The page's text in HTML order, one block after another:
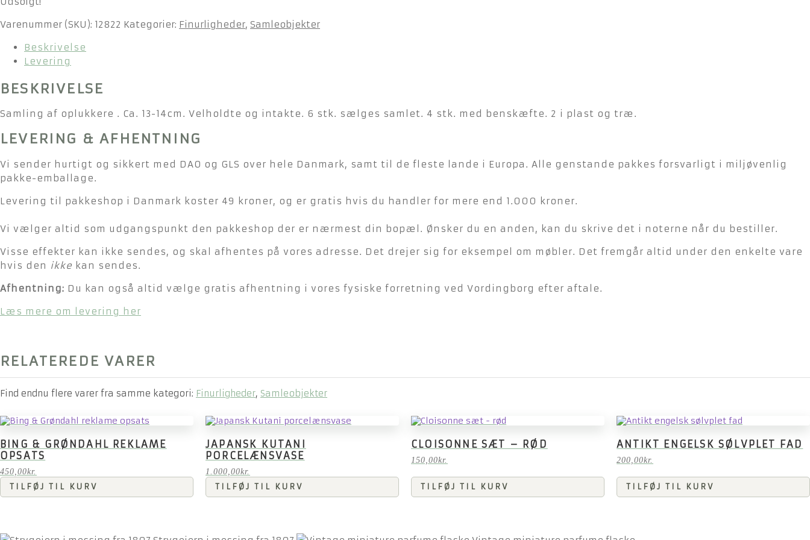
Varenummer (SKU): 12822 Kategorier: Finurligheder, Samleobjekter
Beskrivelse
Levering
BESKRIVELSE
Samling af oplukkere . Ca. 13-14cm. Velholdte og intakte. 6 stk. sælges samlet. 4 stk. med benskæfte. 2 i plast og træ.
LEVERING & AFHENTNING
Vi sender hurtigt og sikkert med DAO og GLS over hele Danmark, samt til de fleste lande i Europa. Alle genstande pakkes forsvarligt i miljøvenlig
pakke-emballage.
Levering til pakkeshop i Danmark koster 49 kroner, og er gratis hvis du handler for mere end 1.000 kroner.
Vi vælger altid som udgangspunkt den pakkeshop der er nærmest din bopæl. Ønsker du en anden, kan du skrive det i noterne når du bestiller.
Visse effekter kan ikke sendes, og skal afhentes på vores adresse. Det drejer sig for eksempel om møbler. Det fremgår altid under den enkelte vare
hvis den ikke kan sendes.
Afhentning: Du kan også altid vælge gratis afhentning i vores fysiske forretning ved Vordingborg efter aftale.
Læs mere om levering her
RELATEREDE VARER
Find endnu flere varer fra samme kategori: Finurligheder, Samleobjekter
BING & GRØNDAHL REKLAME
OPSATS
450,00kr.
TILFØJ TIL KURV
JAPANSK KUTANI
PORCELÆNSVASE
1.000,00kr.
TILFØJ TIL KURV
CLOISONNE SÆT – RØD
150,00kr.
TILFØJ TIL KURV
ANTIKT ENGELSK SØLVPLET FAD
200,00kr.
TILFØJ TIL KURV